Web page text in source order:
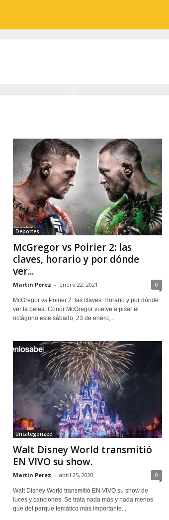
Deportes
McGregor vs Poirier 2: las
claves, horario y por dónde
ver...
Martin Perez - enero 22, 2021 0
McGregor vs Poirier 2: las claves. Horario y por dónde
ver la pelea. Conor McGregor vuelve a pisar el
octágono este sábado, 23 de enero,...
Uncategorized
Walt Disney World transmitió
EN VIVO su show.
Martin Perez - abril 25, 2020 0
Walt Disney World transmitió EN VIVO su show de
luces y canciones. Se trata nada más y nada menos
que del parque temático más importante...